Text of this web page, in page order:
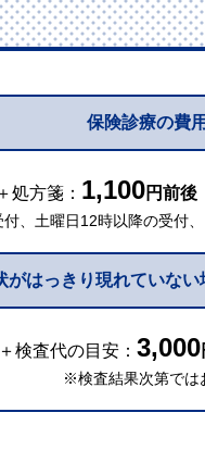
保険診療の費用
処方箋： 1,100円前後
、土曜日12時以降の受付
がはっきり現れていない
検査代の目安： 3,000
※検査結果次第では